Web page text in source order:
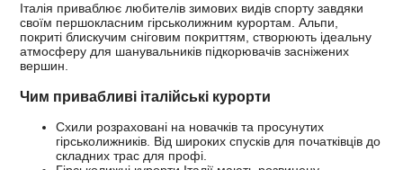
Італія приваблює любителів зимових видів спорту завдяки
своїм першокласним гірськолижним курортам. Альпи,
покриті блискучим сніговим покриттям, створюють ідеальну
атмосферу для шанувальників підкорювачів засніжених
вершин.
Чим привабливі італійські курорти
Схили розраховані на новачків та просунутих
гірськолижників. Від широких спусків для початківців до
складних трас для профі.